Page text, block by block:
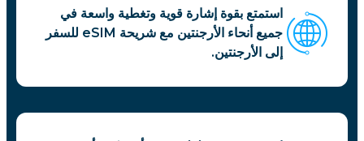
استمتع بقوة إشارة قوية وتغطية واسعة في
جميع أنحاء الأرجنتين مع شريحة eSIM للسفر
إلى الأرجنتين.